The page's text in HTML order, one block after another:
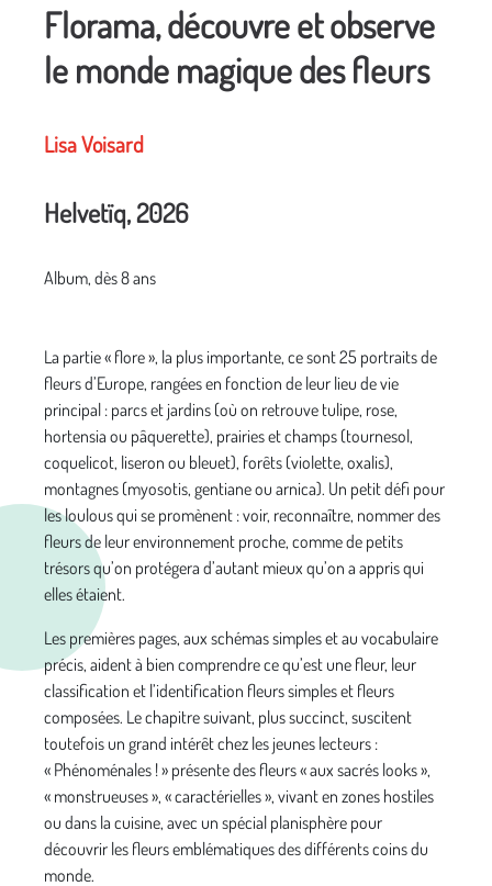
Florama, découvre et observe
le monde magique des fleurs
Lisa Voisard
Helvetïq, 2026
Album, dès 8 ans
La partie « flore », la plus importante, ce sont 25 portraits de
fleurs d’Europe, rangées en fonction de leur lieu de vie
principal : parcs et jardins (où on retrouve tulipe, rose,
hortensia ou pâquerette), prairies et champs (tournesol,
coquelicot, liseron ou bleuet), forêts (violette, oxalis),
montagnes (myosotis, gentiane ou arnica). Un petit défi pour
les loulous qui se promènent : voir, reconnaître, nommer des
fleurs de leur environnement proche, comme de petits
trésors qu’on protégera d’autant mieux qu’on a appris qui
elles étaient.
Les premières pages, aux schémas simples et au vocabulaire
précis, aident à bien comprendre ce qu’est une fleur, leur
classification et l’identification fleurs simples et fleurs
composées. Le chapitre suivant, plus succinct, suscitent
toutefois un grand intérêt chez les jeunes lecteurs :
« Phénoménales ! » présente des fleurs « aux sacrés looks »,
« monstrueuses », « caractérielles », vivant en zones hostiles
ou dans la cuisine, avec un spécial planisphère pour
découvrir les fleurs emblématiques des différents coins du
monde.